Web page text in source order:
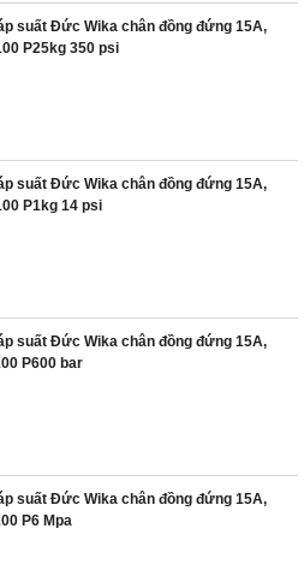
suất Đức Wika chân đồng đứng 15A,
P25kg 350 psi
suất Đức Wika chân đồng đứng 15A,
P1kg 14 psi
suất Đức Wika chân đồng đứng 15A,
P600 bar
suất Đức Wika chân đồng đứng 15A,
P6 Mpa